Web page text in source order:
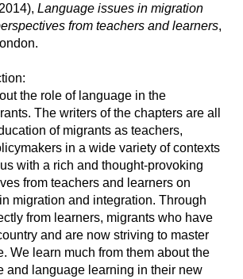
Language issues in migration
from teachers and learners,
the role of language in the
The writers of the chapters are all
of migrants as teachers,
in a wide variety of contexts
with a rich and thought-provoking
from teachers and learners on
migration and integration. Through
from learners, migrants who have
and are now striving to master
We learn much from them about the
and language learning in their new